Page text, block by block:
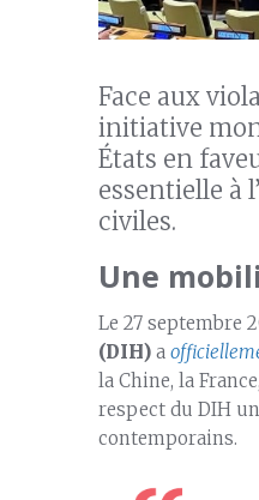
Face aux
initiative
États en
essentielle à
civiles.
Une
Le 27 septembre
(DIH) a
la Chine, la
respect du DIH
contemporains.